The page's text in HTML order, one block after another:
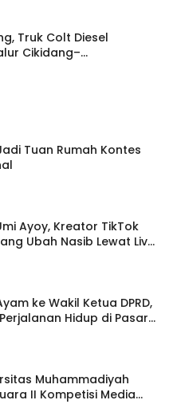
Truk Colt Diesel
Cikidang–
Tuan Rumah Kontes
Ayoy, Kreator TikTok
Ubah Nasib Lewat Live
ke Wakil Ketua DPRD,
Hidup di Pasar
Muhammadiyah
II Kompetisi Media